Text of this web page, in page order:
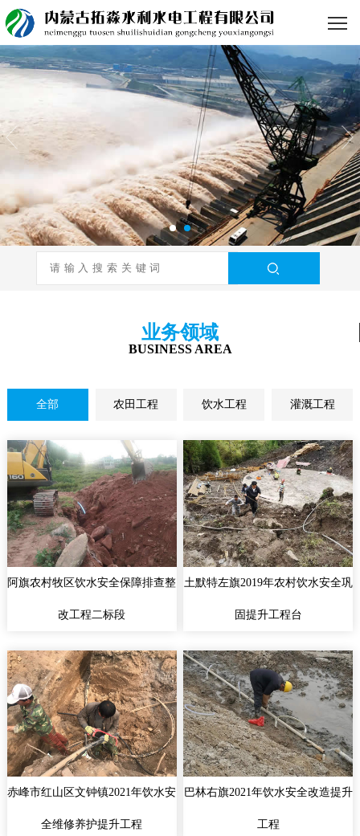
业务领域
BUSINESS AREA
全部 农田工程 饮水工程 灌溉工程
阿旗农村牧区饮水安全保障排查整
改工程二标段
土默特左旗2019年农村饮水安全巩
固提升工程台
赤峰市红山区文钟镇2021年饮水安
全维修养护提升工程
巴林右旗2021年饮水安全改造提升
工程